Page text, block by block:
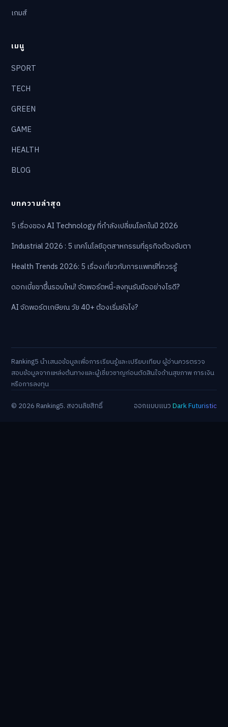
เกมส์
เมนู
SPORT
TECH
GREEN
GAME
HEALTH
BLOG
บทความล่าสุด
5 เรื่องของ AI Technology ที่กำลังเปลี่ยนโลกในปี 2026
Industrial 2026 : 5 เทคโนโลยีอุตสาหกรรมที่ธุรกิจต้องจับตา
Health Trends 2026: 5 เรื่องเกี่ยวกับการแพทย์ที่ควรรู้
ดอกเบี้ยขาขึ้นรอบใหม่! จัดพอร์ตหนี้-ลงทุนรับมืออย่างไรดี?
AI จัดพอร์ตเกษียณ วัย 40+ ต้องเริ่มยังไง?
Ranking5 นำเสนอข้อมูลเพื่อการเรียนรู้และเปรียบเทียบ ผู้อ่านควรตรวจ
สอบข้อมูลจากแหล่งต้นทางและผู้เชี่ยวชาญก่อนตัดสินใจด้านสุขภาพ การเงิน
หรือการลงทุน
© 2026 Ranking5. สงวนลิขสิทธิ์
ออกแบบแนวDark Futuristic